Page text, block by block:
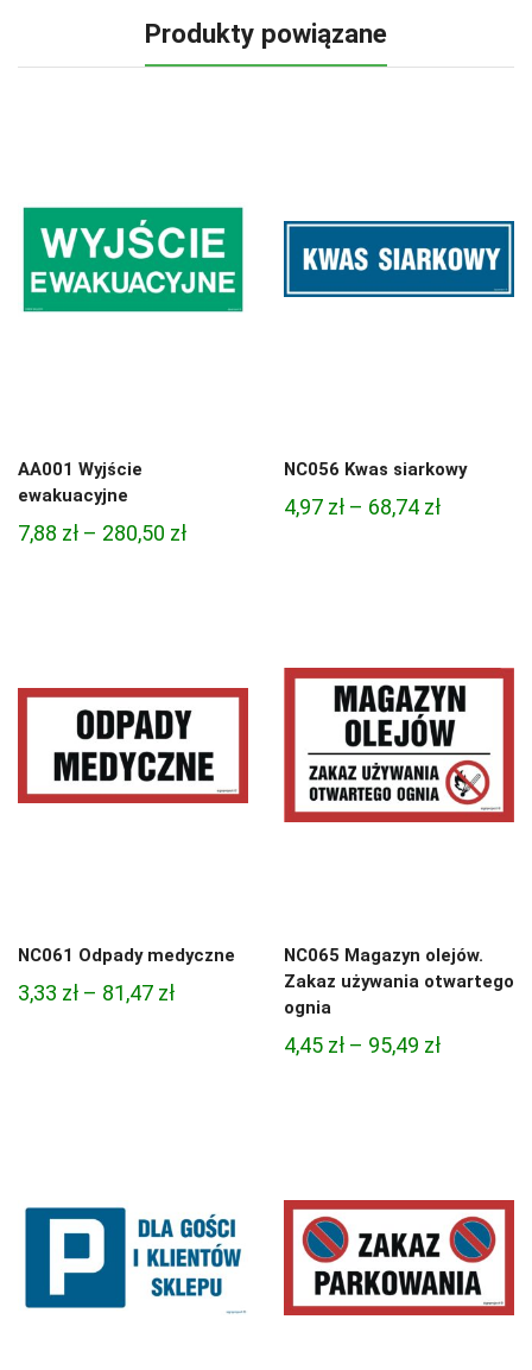
Produkty powiązane
AA001 Wyjście
ewakuacyjne
7,88 zł – 280,50 złZakres
280,50 zł
NC056 Kwas siarkowy
4,97 zł – 68,74 złZakres
68,74 zł
NC061 Odpady medyczne
3,33 zł – 81,47 złZakres
NC065 Magazyn olejów.
Zakaz używania otwartego
ognia
4,45 zł – 95,49 złZakres
95,49 zł